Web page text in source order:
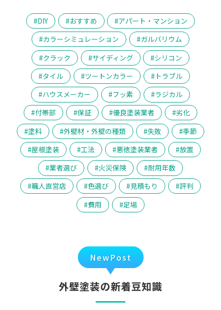
DIY おすすめ
アパート・マンション
カラーシミュレーション
ガルバリウム
クラック
サイディング
シリコン
タイル
ツートンカラー
トラブル
ハウスメーカー
フッ素
ラジカル
付帯部
保証 優良塗装業者
劣化
塗料
外壁材・外壁の種類 失敗
季節
屋根塗装
工法 悪徳塗装業者
放置
業者選び
火災保険
耐用年数
職人直営店
色選び 見積もり
評判
費用
足場
NewPost
外壁塗装の新着豆知識